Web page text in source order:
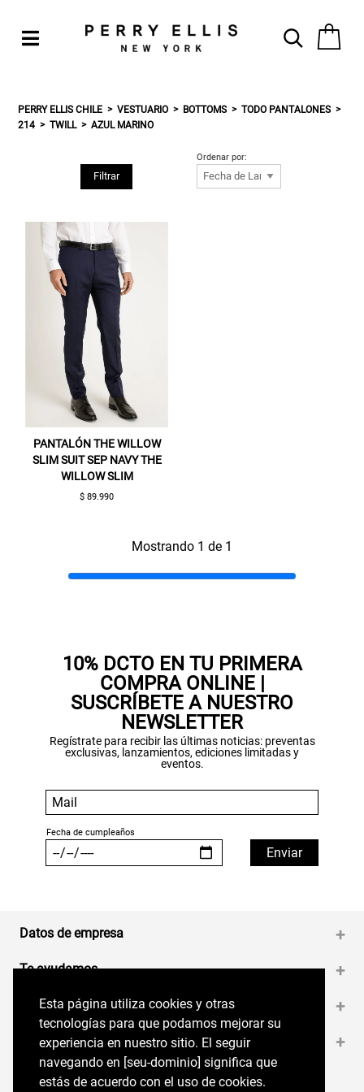
Esta página utiliza cookies y otras
tecnologías para que podamos mejorar su
experiencia en nuestro sitio. El seguir
navegando en perryellis.cl significa que estás
de acuerdo con el uso de cookies.
Esta página utiliza cookies y otras
tecnologías para que podamos mejorar su
experiencia en nuestro sitio. El seguir
navegando en [seu-dominio] significa que
estás de acuerdo con el uso de cookies.
PERRY ELLIS CHILE VESTUARIO BOTTOMS
TODO PANTALONES
214
TWILL AZUL MARINO
Filtrar
Ordenar por:
PANTALÓN THE WILLOW
SLIM SUIT SEP NAVY THE
WILLOW SLIM
$ 89.990
Mostrando 1 de 1
10% DCTO EN TU PRIMERA
COMPRA ONLINE |
SUSCRÍBETE A NUESTRO
NEWSLETTER
Regístrate para recibir las últimas noticias: preventas
exclusivas, lanzamientos, ediciones limitadas y
eventos.
Gracias por inscribirte!
Aquí esta tu cupón, usalo en tu siguiente
Datos de empresa +
Te ayudamos +
Medios de pago +
Contáctanos +
Síguenos en nuestras RRSS